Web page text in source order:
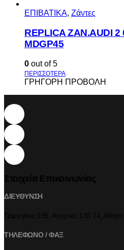
ΕΠΙΒΑΤΙΚΑ, Ζάντες
REPLICA ZAN.AUDI 2
MDGP45
0 out of 5
ΓΡΗΓΟΡΗ ΠΡΟΒΟΛΗ
ΔΙΕΥΘΥΝΣΗ
ΤΗΛΕΦΩΝΟ / ΦΑΞ